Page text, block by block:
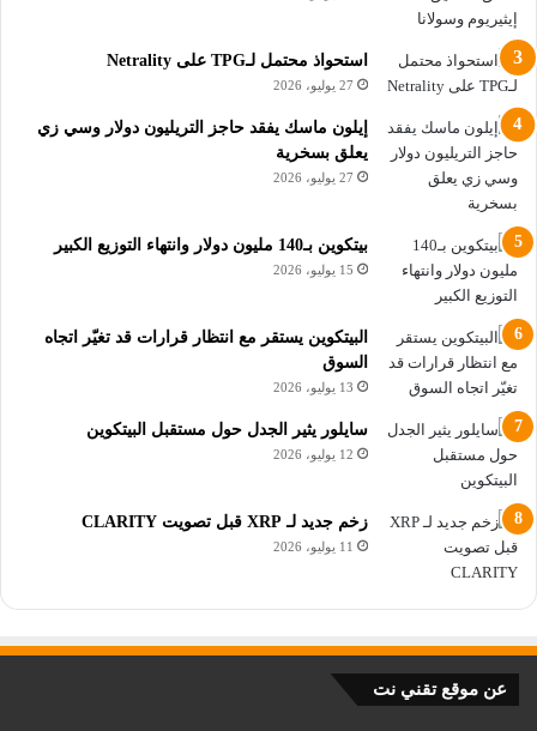
قد ارتفع بشكل حاد في أبريل مقارنة بالشهر السابق، في حين يُتوقع
أن يظل مؤشر أسعار المستهلكين الأساسي مستقراً.
وتأتي قراءة أبريل في أعقاب بيانات مؤشر أسعار المستهلكين لشهر
مارس، التي أظهرت بالفعل ارتفاعًا في التضخم مدفوعًا بأسعار
الطاقة، وإن أشار المحللون إلى أن هذا التأثير سيكون على الأرجح
أكثر وضوحًا في قراءة أبريل.
ومن المرجح أن يلحق أي ارتفاع حاد في التضخم مزيدًا من الضرر
وهو سيناريو لا يبشر بالخير للأصول ذات الطابع المضاربي، كالعملات
الرقمية.
ملخص أسعار العملات الرقمية اليوم
ظل حذر متزايد، حيث تحركت أسعار العملات الرقمية بشكل طفيف
يوم الثلاثاء، إذ أبقى القلق إزاء الصراع مع إيران وبيانات مؤشر أسعار
المستهلكين الأمريكي الأسواق في حالة من الترقب.
لتصل إلى 2,313.55 دولار، في حين ارتفعت XRP بنسبة 0.7% لتبلغ
1.46 دولار.
استحواذ محتمل لـTPG على Netrality
27 يوليو، 2026
إيلون ماسك يفقد حاجز التريليون دولار وسي زي
يعلق بسخرية
27 يوليو، 2026
بيتكوين بـ140 مليون دولار وانتهاء التوزيع الكبير
15 يوليو، 2026
البيتكوين يستقر مع انتظار قرارات قد تغيّر اتجاه
السوق
13 يوليو، 2026
سايلور يثير الجدل حول مستقبل البيتكوين
12 يوليو، 2026
زخم جديد لـ XRP قبل تصويت CLARITY
11 يوليو، 2026
عن موقع تقني نت